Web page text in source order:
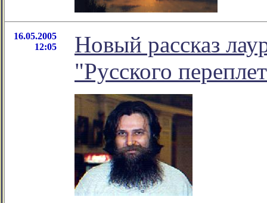
16.05.2005
12:05
Новый рассказ
"Русского